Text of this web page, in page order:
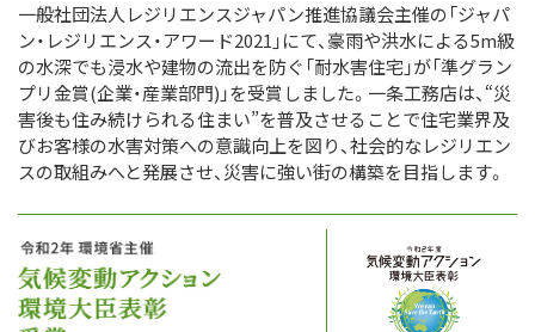
一般社団法人レジリエンスジャパン推進協議会主催の「ジャパ
ン・レジリエンス・アワード2021」にて、豪雨や洪水による5m級
の水深でも浸水や建物の流出を防ぐ「耐水害住宅」が「準グラン
プリ金賞(企業・産業部門)」を受賞しました。一条工務店は、“災
害後も住み続けられる住まい”を普及させることで住宅業界及
びお客様の水害対策への意識向上を図り、社会的なレジリエン
スの取組みへと発展させ、災害に強い街の構築を目指します。